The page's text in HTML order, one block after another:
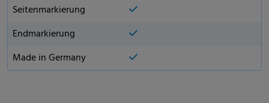
Seitenmarkierung
Endmarkierung
Made in Germany